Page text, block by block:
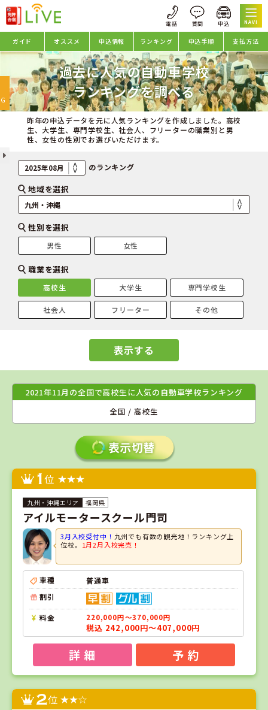
NAVI
ガイド オススメ 申込情報 ランキング 申込手順 支払方法
過去に人気の自動車学校
ランキングを調べる
昨年の申込データを元に人気ランキングを作成しました。高校
生、大学生、専門学校生、社会人、フリーターの職業別と男
性、女性の性別でお選びいただけます。
のランキング
地域を選択
性別を選択
男性 女性
職業を選択
高校生 大学生 専門学校生
社会人 フリーター その他
表示する
2021年11月の全国で高校生に人気の自動車学校ランキング
全国 / 高校生
1位
福岡県
アイルモータースクール門司
3月入校受付中！ 九州でも有数の観光地！ランキング上
位校。 1月2月入校完売！
車種
普通車
割引
料金 220,000円～370,000円
税込 242,000円～407,000円
詳 細 予 約
2位